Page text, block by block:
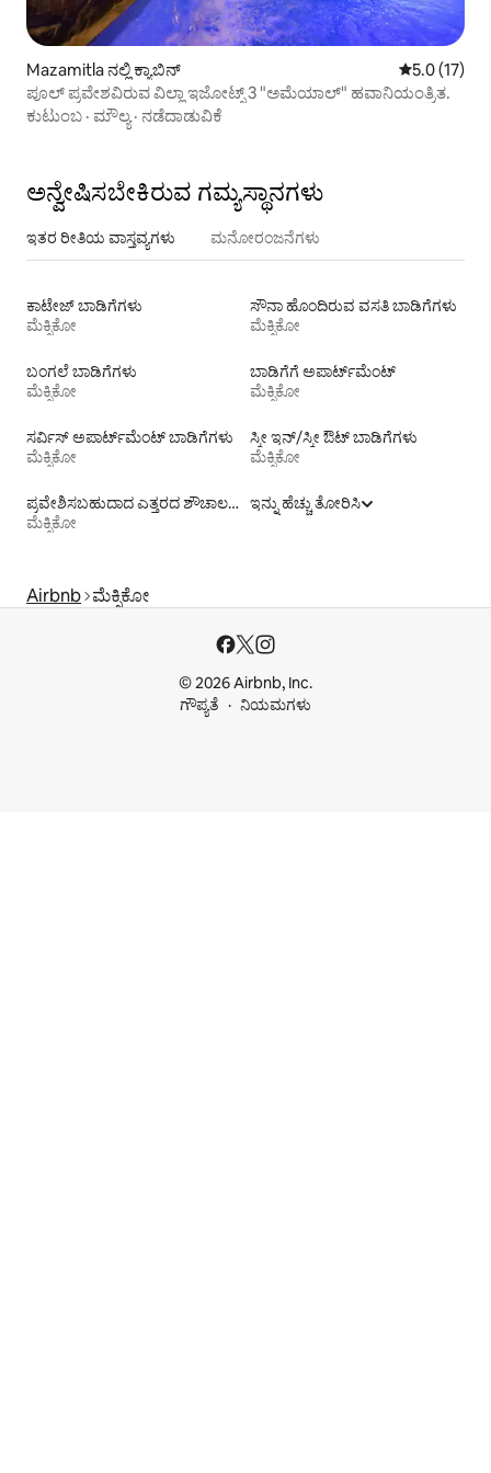
Mazamitla ನಲ್ಲಿ ಕ್ಯಾಬಿನ್ 5 ರಲ್ಲಿ 5.0
5.0 (17)
ಪೂಲ್ ಪ್ರವೇಶವಿರುವ ವಿಲ್ಲಾ ಇಜೋಟ್ಸ್ 3 "ಅಮೆಯಾಲ್" ಹವಾನಿಯಂತ್ರಿತ.
ಕುಟುಂಬ · ಮೌಲ್ಯ· ನಡೆದಾಡುವಿಕೆ
ಅನ್ವೇಷಿಸಬೇಕಿರುವ ಗಮ್ಯಸ್ಥಾನಗಳು
ಇತರ ರೀತಿಯ ವಾಸ್ತವ್ಯಗಳು ಮನೋರಂಜನೆಗಳು
ಕಾಟೇಜ್‌ ಬಾಡಿಗೆಗಳು
ಮೆಕ್ಸಿಕೋ
ಸೌನಾ ಹೊಂದಿರುವ ವಸತಿ ಬಾಡಿಗೆಗಳು
ಮೆಕ್ಸಿಕೋ
ಬಂಗಲೆ ಬಾಡಿಗೆಗಳು
ಮೆಕ್ಸಿಕೋ
ಬಾಡಿಗೆಗೆ ಅಪಾರ್ಟ್‌ಮೆಂಟ್‌
ಮೆಕ್ಸಿಕೋ
ಸರ್ವಿಸ್ ಅಪಾರ್ಟ್‌ಮೆಂಟ್ ಬಾಡಿಗೆಗಳು
ಮೆಕ್ಸಿಕೋ
ಸ್ಕೀ ಇನ್/ಸ್ಕೀ ಔಟ್ ಬಾಡಿಗೆಗಳು
ಮೆಕ್ಸಿಕೋ
ಪ್ರವೇಶಿಸಬಹುದಾದ ಎತ್ತರದ ಶೌಚಾಲಯ ಹೊಂದಿರುವ ಬಾಡಿಗೆ ವಸತಿಗಳು
ಮೆಕ್ಸಿಕೋ
ಇನ್ನು ಹೆಚ್ಚು ತೋರಿಸಿ
Airbnb ಮೆಕ್ಸಿಕೋ
© 2026 Airbnb, Inc.
ಗೌಪ್ಯತೆ
ನಿಯಮಗಳು